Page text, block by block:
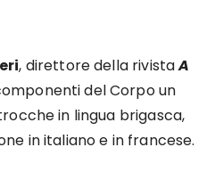
, direttore della rivistaA
del Corpo un
in lingua brigasca,
in italiano e in francese.